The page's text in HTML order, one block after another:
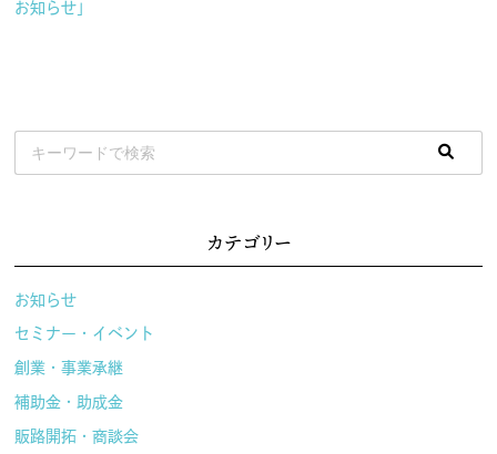
お知らせ」
カテゴリー
お知らせ
セミナー・イベント
創業・事業承継
補助金・助成金
販路開拓・商談会